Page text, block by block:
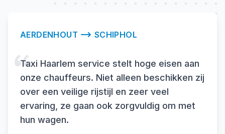
AERDENHOUT SCHIPHOL
Taxi Haarlem service stelt hoge eisen aan
onze chauffeurs. Niet alleen beschikken zij
over een veilige rijstijl en zeer veel
ervaring, ze gaan ook zorgvuldig om met
hun wagen.